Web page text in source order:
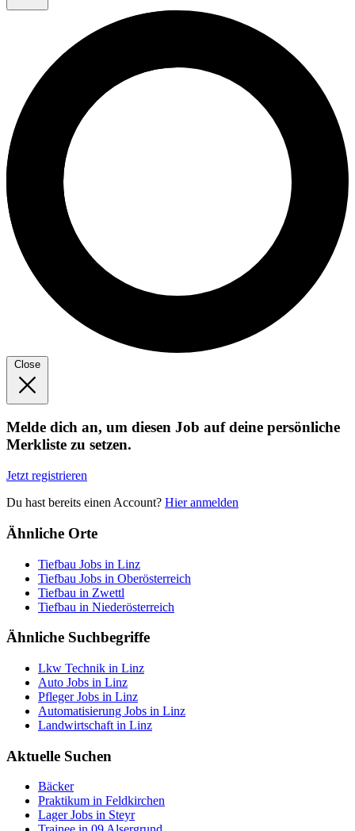
Close
Melde dich an, um diesen Job auf deine persönliche
Merkliste zu setzen.
Jetzt registrieren
Du hast bereits einen Account? Hier anmelden
Ähnliche Orte
Tiefbau Jobs in Linz
Tiefbau Jobs in Oberösterreich
Tiefbau in Zwettl
Tiefbau in Niederösterreich
Ähnliche Suchbegriffe
Lkw Technik in Linz
Auto Jobs in Linz
Pfleger Jobs in Linz
Automatisierung Jobs in Linz
Landwirtschaft in Linz
Aktuelle Suchen
Bäcker
Praktikum in Feldkirchen
Lager Jobs in Steyr